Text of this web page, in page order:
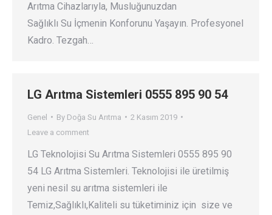
Arıtma Cihazlarıyla, Musluğunuzdan
Sağlıklı Su İçmenin Konforunu Yaşayın. Profesyonel
Kadro. Tezgah…
LG Arıtma Sistemleri 0555 895 90 54
Genel By Doğa Su Arıtma
2 Kasım 2019
Leave a comment
LG Teknolojisi Su Arıtma Sistemleri 0555 895 90
54 LG Arıtma Sistemleri. Teknolojisi ile üretilmiş
yeni nesil su arıtma sistemleri ile
Temiz,Sağlıklı,Kaliteli su tüketiminiz için size ve